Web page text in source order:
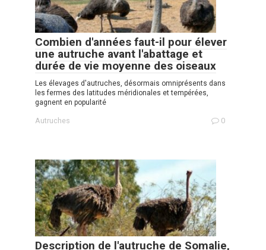
Combien d'années faut-il pour élever
une autruche avant l'abattage et
durée de vie moyenne des oiseaux
Les élevages d'autruches, désormais omniprésents dans
les fermes des latitudes méridionales et tempérées,
gagnent en popularité
Autruches 0
Description de l'autruche de Somalie,